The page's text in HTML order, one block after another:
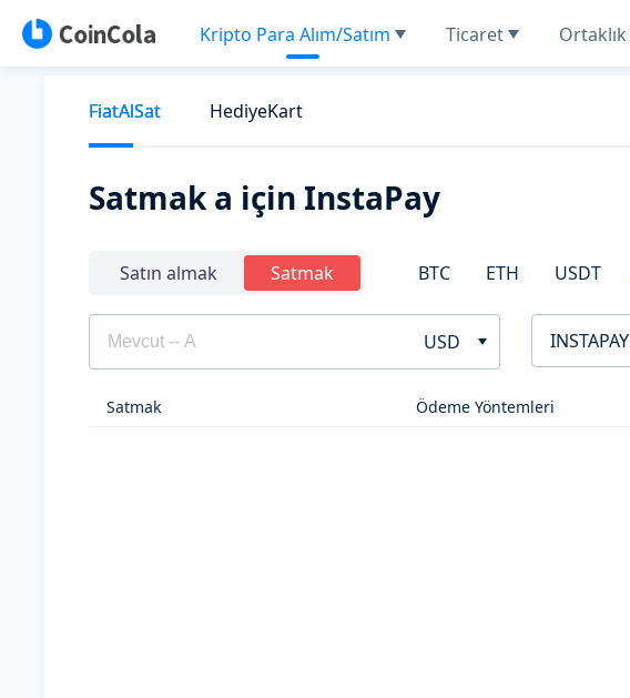
Kripto Para Alım/Satım Ticaret Ortaklık
FiatAlSat HediyeKart
Satmak a için InstaPay
Satın almak Satmak BTC ETH USDT
USD INSTAPAY
Satmak Ödeme Yöntemleri